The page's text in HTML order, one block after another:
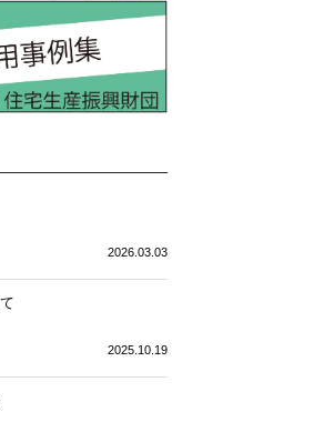
2026.03.03
2025.10.19